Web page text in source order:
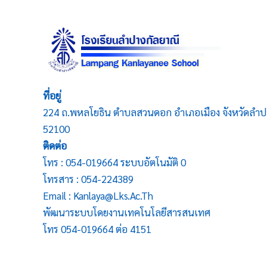
ที่อยู่
224 ถ.พหลโยธิน ตำบลสวนดอก อำเภอเมือง จังหวัดลำป
52100
ติดต่อ
โทร : 054-019664 ระบบอัตโนมัติ 0
โทรสาร : 054-224389
Email : Kanlaya@lks.ac.th
พัฒนาระบบโดยงานเทคโนโลยีสารสนเทศ
โทร 054-019664 ต่อ 4151